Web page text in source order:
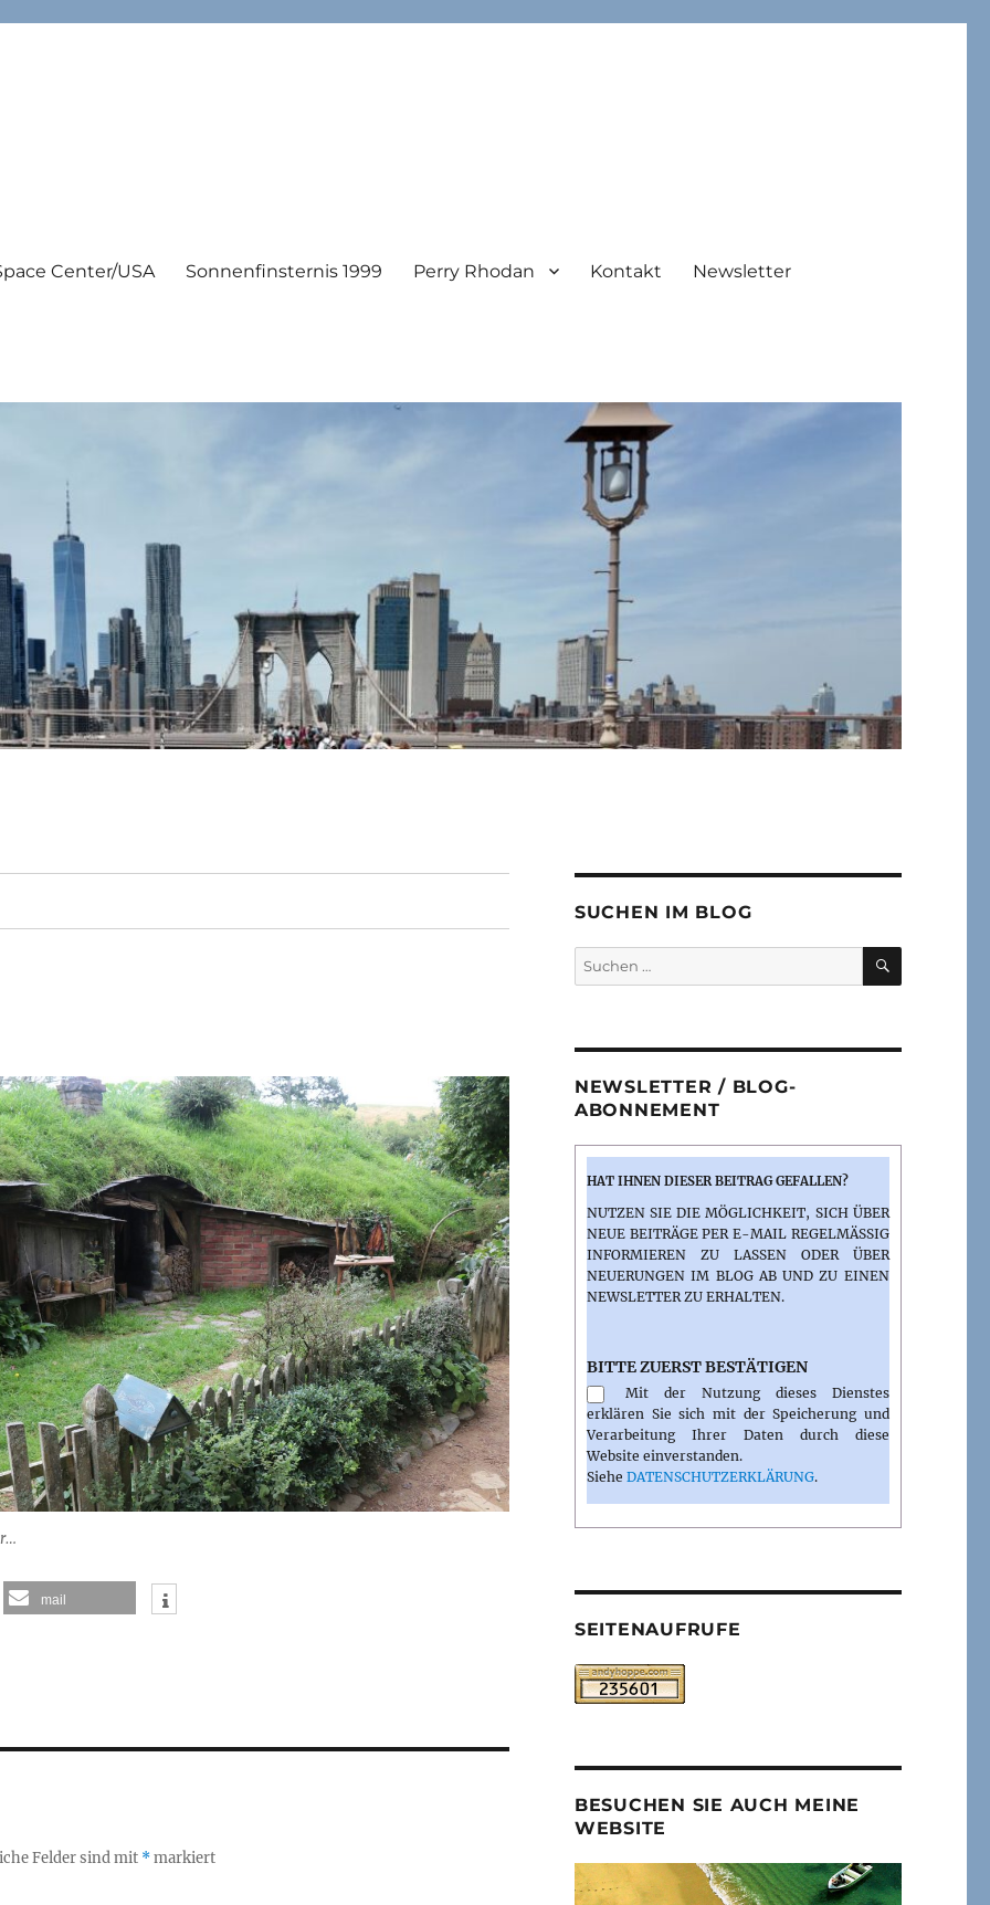
Center/USA Sonnenfinsternis 1999 Perry Rhodan Kontakt Newsletter
mail
Felder sind mit *markiert
SUCHEN IM BLOG
Suchen
nach:
SUCHEN
NEWSLETTER / BLOG-
ABONNEMENT
HAT IHNEN DIESER BEITRAG GEFALLEN?
NUTZEN SIE DIE MÖGLICHKEIT, SICH ÜBER
NEUE BEITRÄGE PER E-MAIL REGELMÄSSIG I
NFORMIEREN ZU LASSEN ODER ÜBER N
EUERUNGEN IM BLOG AB UND ZU EINEN N
EWSLETTER ZU ERHALTEN.
BITTE ZUERST BESTÄTIGEN
Mit der Nutzung dieses Dienstes
erklären Sie sich mit der Speicherung und
Verarbeitung Ihrer Daten durch diese
Website einverstanden.
Siehe DATENSCHUTZERKLÄRUNG.
SEITENAUFRUFE
BESUCHEN SIE AUCH MEINE
WEBSITE